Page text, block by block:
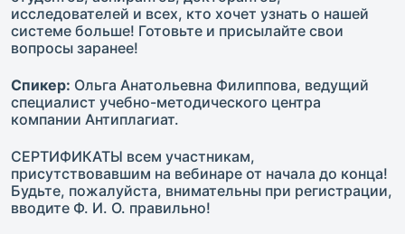
исследователей и всех, кто хочет узнать о нашей
системе больше! Готовьте и присылайте свои
вопросы заранее!
Спикер: Ольга Анатольевна Филиппова, ведущий
специалист учебно-методического центра
компании Антиплагиат.
СЕРТИФИКАТЫ всем участникам,
присутствовавшим на вебинаре от начала до конца!
Будьте, пожалуйста, внимательны при регистрации,
вводите Ф. И. О. правильно!